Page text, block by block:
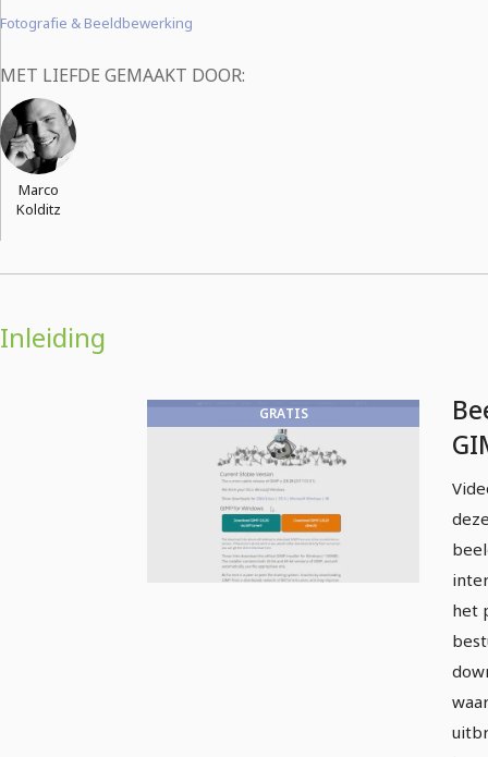
Fotografie & Beeldbewerking
MET LIEFDE GEMAAKT DOOR:
Marco
Kolditz
Inleiding
GRATIS
het